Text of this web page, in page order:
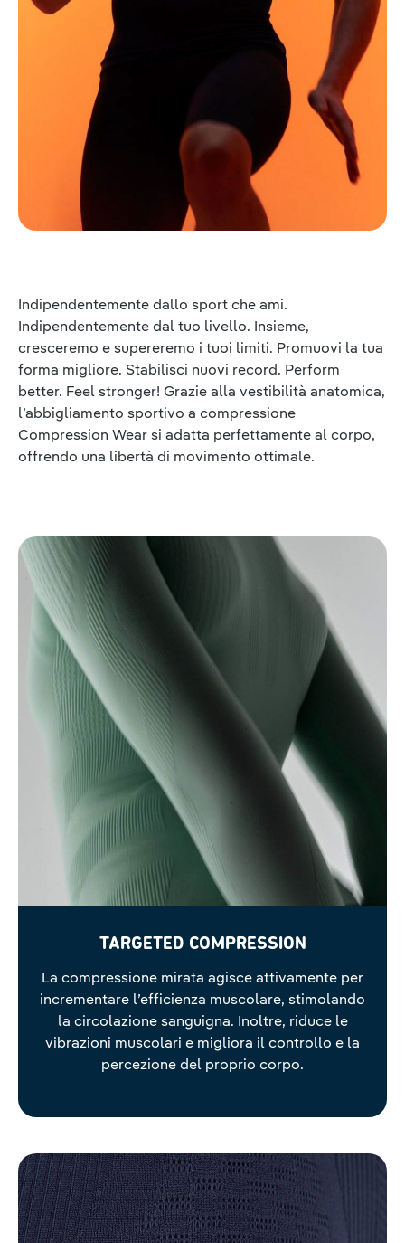
Indipendentemente dallo sport che ami.
Indipendentemente dal tuo livello. Insieme,
cresceremo e supereremo i tuoi limiti. Promuovi la tua
forma migliore. Stabilisci nuovi record. Perform
better. Feel stronger! Grazie alla vestibilità anatomica,
l’abbigliamento sportivo a compressione
Compression Wear si adatta perfettamente al corpo,
offrendo una libertà di movimento ottimale.
TARGETED COMPRESSION
La compressione mirata agisce attivamente per
incrementare l’efficienza muscolare, stimolando
la circolazione sanguigna. Inoltre, riduce le
vibrazioni muscolari e migliora il controllo e la
percezione del proprio corpo.